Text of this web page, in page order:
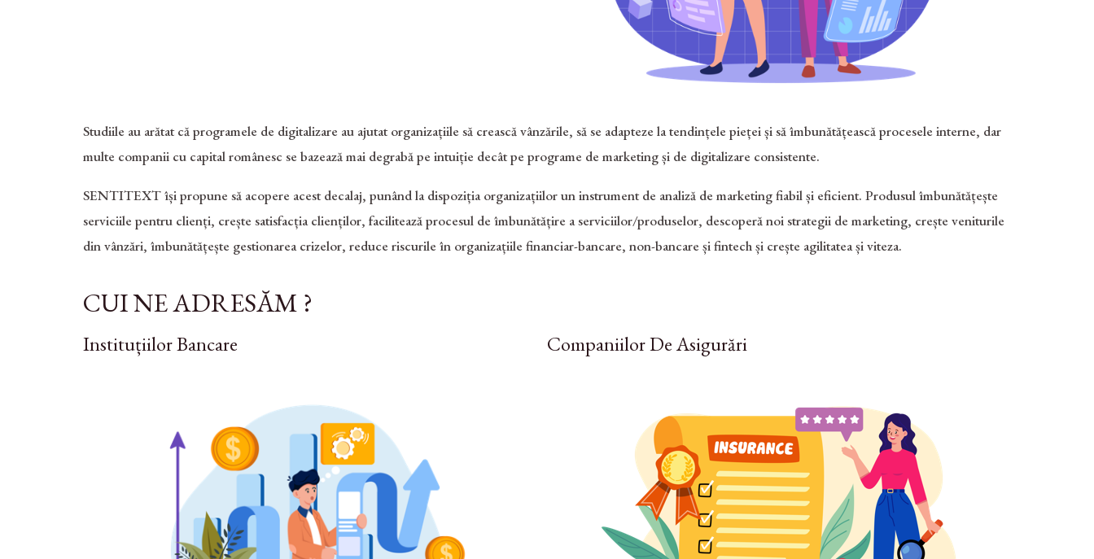
Studiile au arătat că programele de digitalizare au ajutat organizațiile să crească vânzările, să se adapteze la tendințele pieței și să îmbunătățească procesele interne, dar
multe companii cu capital românesc se bazează mai degrabă pe intuiție decât pe programe de marketing și de digitalizare consistente.
SENTITEXT își propune să acopere acest decalaj, punând la dispoziția organizațiilor un instrument de analiză de marketing fiabil și eficient. Produsul îmbunătățește
serviciile pentru clienți, crește satisfacția clienților, facilitează procesul de îmbunătățire a serviciilor/produselor, descoperă noi strategii de marketing, crește veniturile
din vânzări, îmbunătățește gestionarea crizelor, reduce riscurile în organizațiile financiar-bancare, non-bancare și fintech și crește agilitatea și viteza.
CUI NE ADRESĂM ?
Instituțiilor Bancare Companiilor De Asigurări